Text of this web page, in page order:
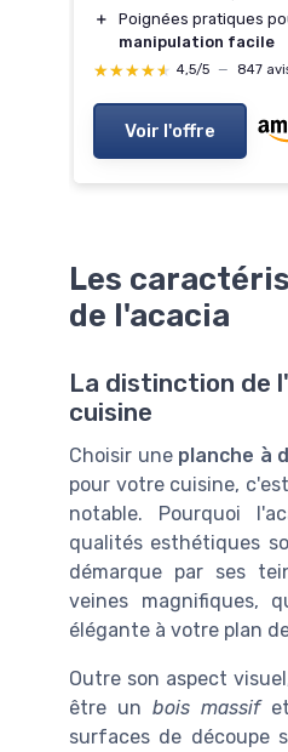
＋
Poignées pratiques
manipulation facile
★★★★★
★★★★★ 4,5/5 — 847
Voir l'offre
Les
de l'acacia
La distinction de
cuisine
Choisir une planche à
pour votre cuisine,
notable. Pourquoi
qualités esthétiques
démarque par ses
veines magnifiques,
élégante à votre plan
Outre son aspect
être un bois massifet
surfaces de découpe